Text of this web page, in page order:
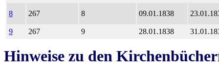
8 267 8 09.01.1838
9 267 9 28.01.1838
Hinweise zu den